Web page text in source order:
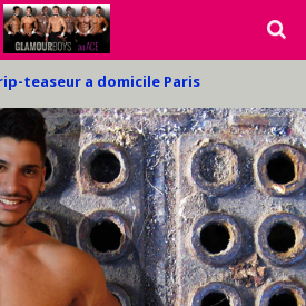
teaseur a domicile Paris